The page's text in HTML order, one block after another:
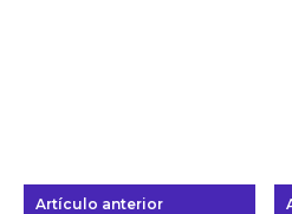
Artículo anterior